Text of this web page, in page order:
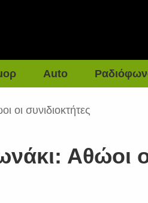
Auto
οι συνιδιοκτήτες
Αθώοι